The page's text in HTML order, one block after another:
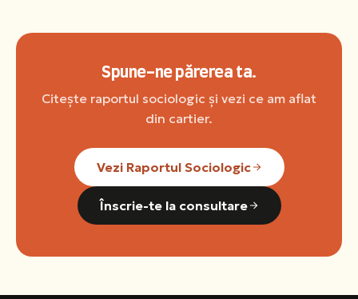
Spune-ne părerea ta.
Citește raportul sociologic și vezi ce am aflat
din cartier.
Vezi Raportul Sociologic
Înscrie-te la consultare